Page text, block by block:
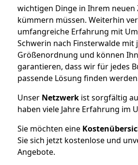
wichtigen Dinge in Ihrem neuen
kümmern müssen. Weiterhin
umfangreiche Erfahrung mit
Schwerin nach Finsterwalde mit
Größenordnung und können
garantieren, dass wir für jedes
passende Lösung finden
Unser Netzwerk ist sorgfältig
haben viele Jahre Erfahrung im
Sie möchten eine
Sie sich jetzt kostenlose und
Angebote.